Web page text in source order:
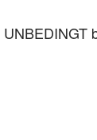
UNBEDINGT